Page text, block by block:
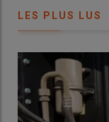
au SCR et à
sont ainsi équipés
bouchon bleu.
«Pour les tracteurs,
LES PLUS LUS